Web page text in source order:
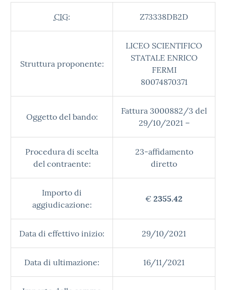
CIG: Z73338DB2D
Struttura proponente:
LICEO SCIENTIFICO
STATALE ENRICO
FERMI
80074870371
Oggetto del bando:
Fattura 3000882/3 del
29/10/2021 –
Procedura di scelta
del contraente:
23-affidamento
diretto
Importo di
aggiudicazione:
€ 2355.42
Data di effettivo inizio: 29/10/2021
Data di ultimazione: 16/11/2021